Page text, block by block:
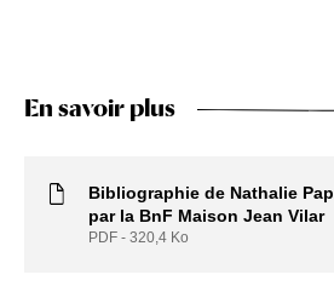
En savoir plus
Bibliographie de Nathalie
par la BnF Maison Jean Vilar
PDF - 320,4 Ko